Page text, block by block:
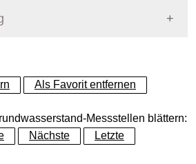
Dynamische Grafik
GW-Stand
Elsterzeitl. GW-Leiter
Als Favorit entfernen
Messstellen blättern:
Nächste Letzte